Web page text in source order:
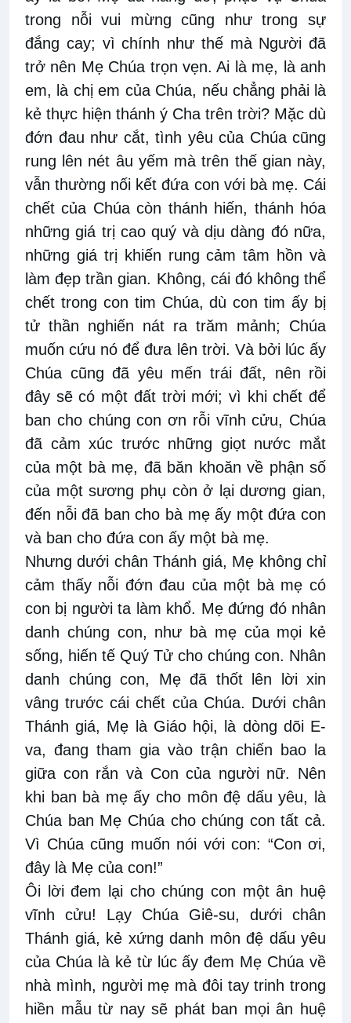
trong nỗi vui mừng cũng như trong sự
đắng cay; vì chính như thế mà Người đã
trở nên Mẹ Chúa trọn vẹn. Ai là mẹ, là anh
em, là chị em của Chúa, nếu chẳng phải là
kẻ thực hiện thánh ý Cha trên trời? Mặc dù
đớn đau như cắt, tình yêu của Chúa cũng
rung lên nét âu yếm mà trên thế gian này,
vẫn thường nối kết đứa con với bà mẹ. Cái
chết của Chúa còn thánh hiến, thánh hóa
những giá trị cao quý và dịu dàng đó nữa,
những giá trị khiến rung cảm tâm hồn và
làm đẹp trần gian. Không, cái đó không thể
chết trong con tim Chúa, dù con tim ấy bị
tử thần nghiến nát ra trăm mảnh; Chúa
muốn cứu nó để đưa lên trời. Và bởi lúc ấy
Chúa cũng đã yêu mến trái đất, nên rồi
đây sẽ có một đất trời mới; vì khi chết để
ban cho chúng con ơn rỗi vĩnh cửu, Chúa
đã cảm xúc trước những giọt nước mắt
của một bà mẹ, đã băn khoăn về phận số
của một sương phụ còn ở lại dương gian,
đến nỗi đã ban cho bà mẹ ấy một đứa con
và ban cho đứa con ấy một bà mẹ.
Nhưng dưới chân Thánh giá, Mẹ không chỉ
cảm thấy nỗi đớn đau của một bà mẹ có
con bị người ta làm khổ. Mẹ đứng đó nhân
danh chúng con, như bà mẹ của mọi kẻ
sống, hiến tế Quý Tử cho chúng con. Nhân
danh chúng con, Mẹ đã thốt lên lời xin
vâng trước cái chết của Chúa. Dưới chân
Thánh giá, Mẹ là Giáo hội, là dòng dõi E-
va, đang tham gia vào trận chiến bao la
giữa con rắn và Con của người nữ. Nên
khi ban bà mẹ ấy cho môn đệ dấu yêu, là
Chúa ban Mẹ Chúa cho chúng con tất cả.
Vì Chúa cũng muốn nói với con: “Con ơi,
đây là Mẹ của con!”
Ôi lời đem lại cho chúng con một ân huệ
vĩnh cửu! Lạy Chúa Giê-su, dưới chân
Thánh giá, kẻ xứng danh môn đệ dấu yêu
của Chúa là kẻ từ lúc ấy đem Mẹ Chúa về
nhà mình, người mẹ mà đôi tay trinh trong
hiền mẫu từ nay sẽ phát ban mọi ân huệ